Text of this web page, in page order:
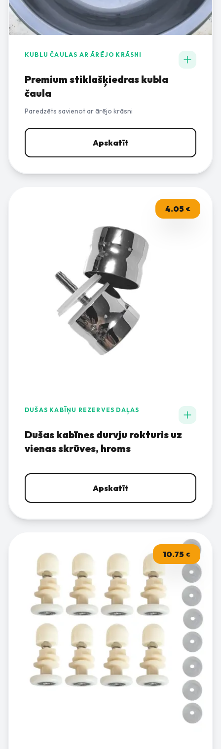
KUBLU ČAULAS AR ĀRĒJO KRĀSNI
Premium stiklašķiedras kubla
čaula
Paredzēts savienot ar ārējo krāsni
Apskatīt
4.05 €
DUŠAS KABĪŅU REZERVES DAĻAS
Dušas kabīnes durvju rokturis uz
vienas skrūves, hroms
Apskatīt
10.75 €